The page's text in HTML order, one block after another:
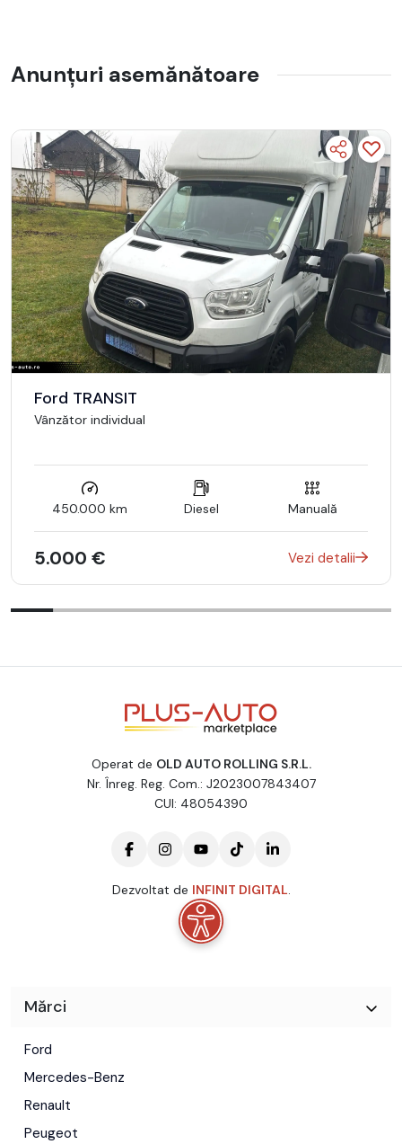
Anunțuri asemănătoare
Ford TRANSIT
Vânzător individual
450.000 km Diesel Manuală
5.000 € Vezi detalii
Operat de OLD AUTO ROLLING S.R.L.
Nr. Înreg. Reg. Com.: J2023007843407
CUI: 48054390
Dezvoltat de INFINIT DIGITAL.
Mărci
Ford
Mercedes-Benz
Renault
Peugeot